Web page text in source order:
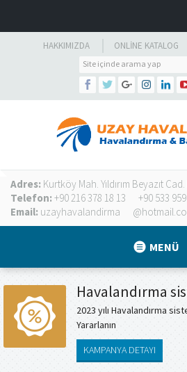
HAKKIMIZDA ONLINE KATALOG
Adres: Kurtköy Mah. Yıldırım Beyazıt
Telefon: +90 216 378 18 13
+90 533
Email: uzayhavalandirma
MENÜ
Havalandırma
2023 yılı Havalandırma
Yararlanın
KAMPANYA DETAYI